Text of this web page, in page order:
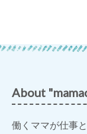
About
働くママが仕事